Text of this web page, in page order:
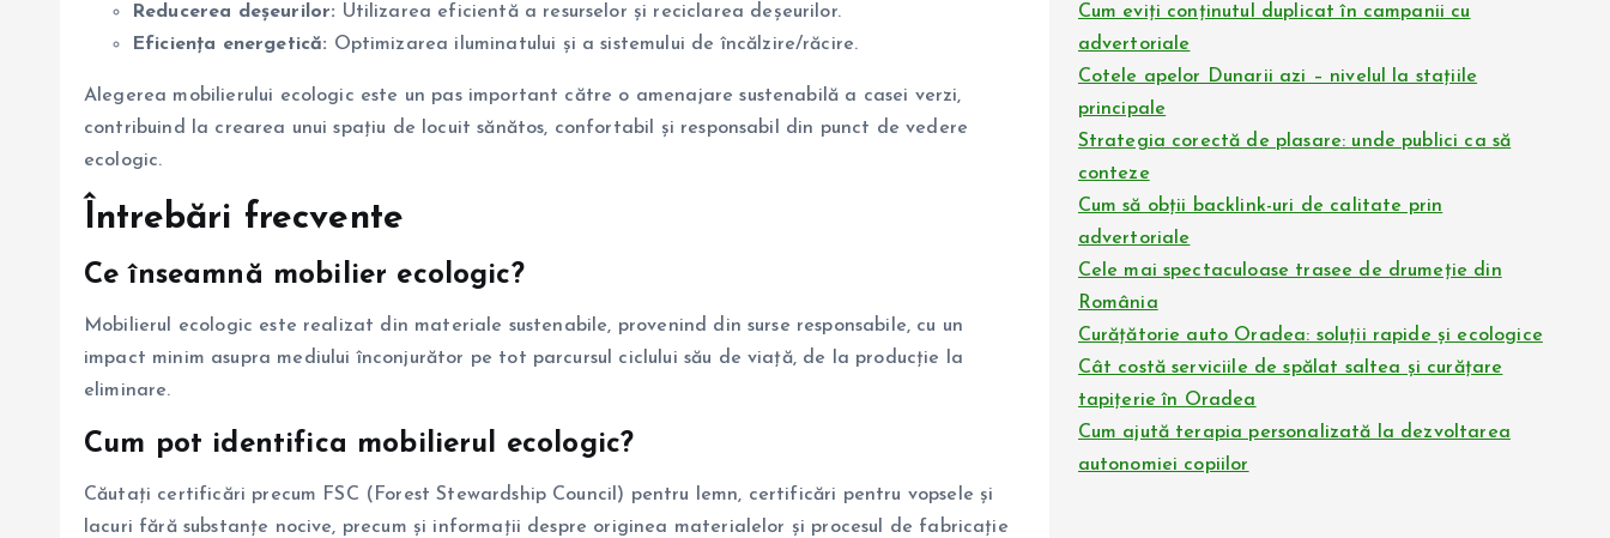
Reducerea deșeurilor: Utilizarea eficientă a resurselor și reciclarea deșeurilor.
Eficiența energetică: Optimizarea iluminatului și a sistemului de încălzire/răcire.
Alegerea mobilierului ecologic este un pas important către o amenajare sustenabilă a casei verzi,
contribuind la crearea unui spațiu de locuit sănătos, confortabil și responsabil din punct de vedere
ecologic.
Întrebări frecvente
Ce înseamnă mobilier ecologic?
Mobilierul ecologic este realizat din materiale sustenabile, provenind din surse responsabile, cu un
impact minim asupra mediului înconjurător pe tot parcursul ciclului său de viață, de la producție la
eliminare.
Cum pot identifica mobilierul ecologic?
Căutați certificări precum FSC (Forest Stewardship Council) pentru lemn, certificări pentru vopsele și
lacuri fără substanțe nocive, precum și informații despre originea materialelor și procesul de fabricație
Cum eviți conținutul duplicat în campanii cu
advertoriale
Cotele apelor Dunarii azi – nivelul la stațiile
principale
Strategia corectă de plasare: unde publici ca să
conteze
Cum să obții backlink-uri de calitate prin
advertoriale
Cele mai spectaculoase trasee de drumeție din
România
Curățătorie auto Oradea: soluții rapide și ecologice
Cât costă serviciile de spălat saltea și curățare
tapițerie în Oradea
Cum ajută terapia personalizată la dezvoltarea
autonomiei copiilor